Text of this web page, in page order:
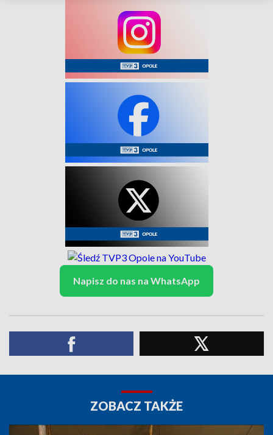
Napisz do nas na WhatsApp
ZOBACZ TAKŻE